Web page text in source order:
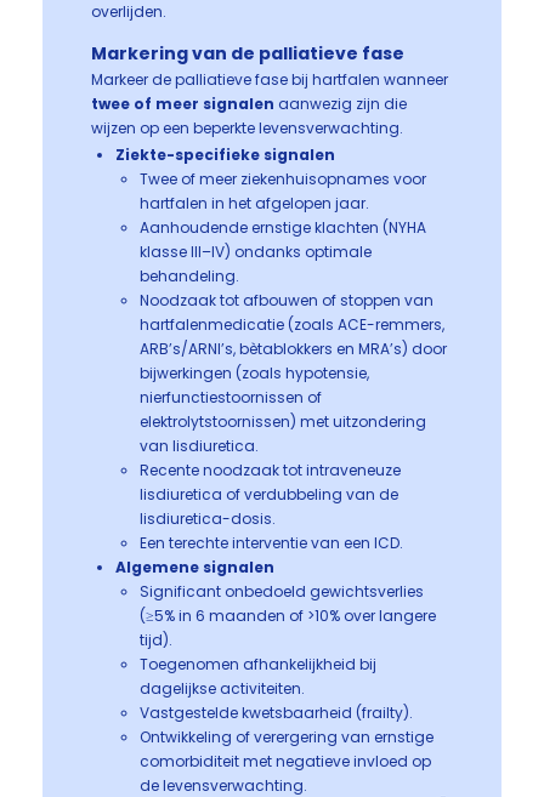
overlijden.
Markering van de palliatieve fase
Markeer de palliatieve fase bij hartfalen wanneer
twee of meer signalen aanwezig zijn die
wijzen op een beperkte levensverwachting.
Ziekte-specifieke signalen
Twee of meer ziekenhuisopnames voor
hartfalen in het afgelopen jaar.
Aanhoudende ernstige klachten (NYHA
klasse III–IV) ondanks optimale
behandeling.
Noodzaak tot afbouwen of stoppen van
hartfalenmedicatie (zoals ACE-remmers,
ARB’s/ARNI’s, bètablokkers en MRA’s) door
bijwerkingen (zoals hypotensie,
nierfunctiestoornissen of
elektrolytstoornissen) met uitzondering
van lisdiuretica.
Recente noodzaak tot intraveneuze
lisdiuretica of verdubbeling van de
lisdiuretica-dosis.
Een terechte interventie van een ICD.
Algemene signalen
Significant onbedoeld gewichtsverlies
(≥5% in 6 maanden of >10% over langere
tijd).
Toegenomen afhankelijkheid bij
dagelijkse activiteiten.
Vastgestelde kwetsbaarheid (frailty).
Ontwikkeling of verergering van ernstige
comorbiditeit met negatieve invloed op
de levensverwachting.